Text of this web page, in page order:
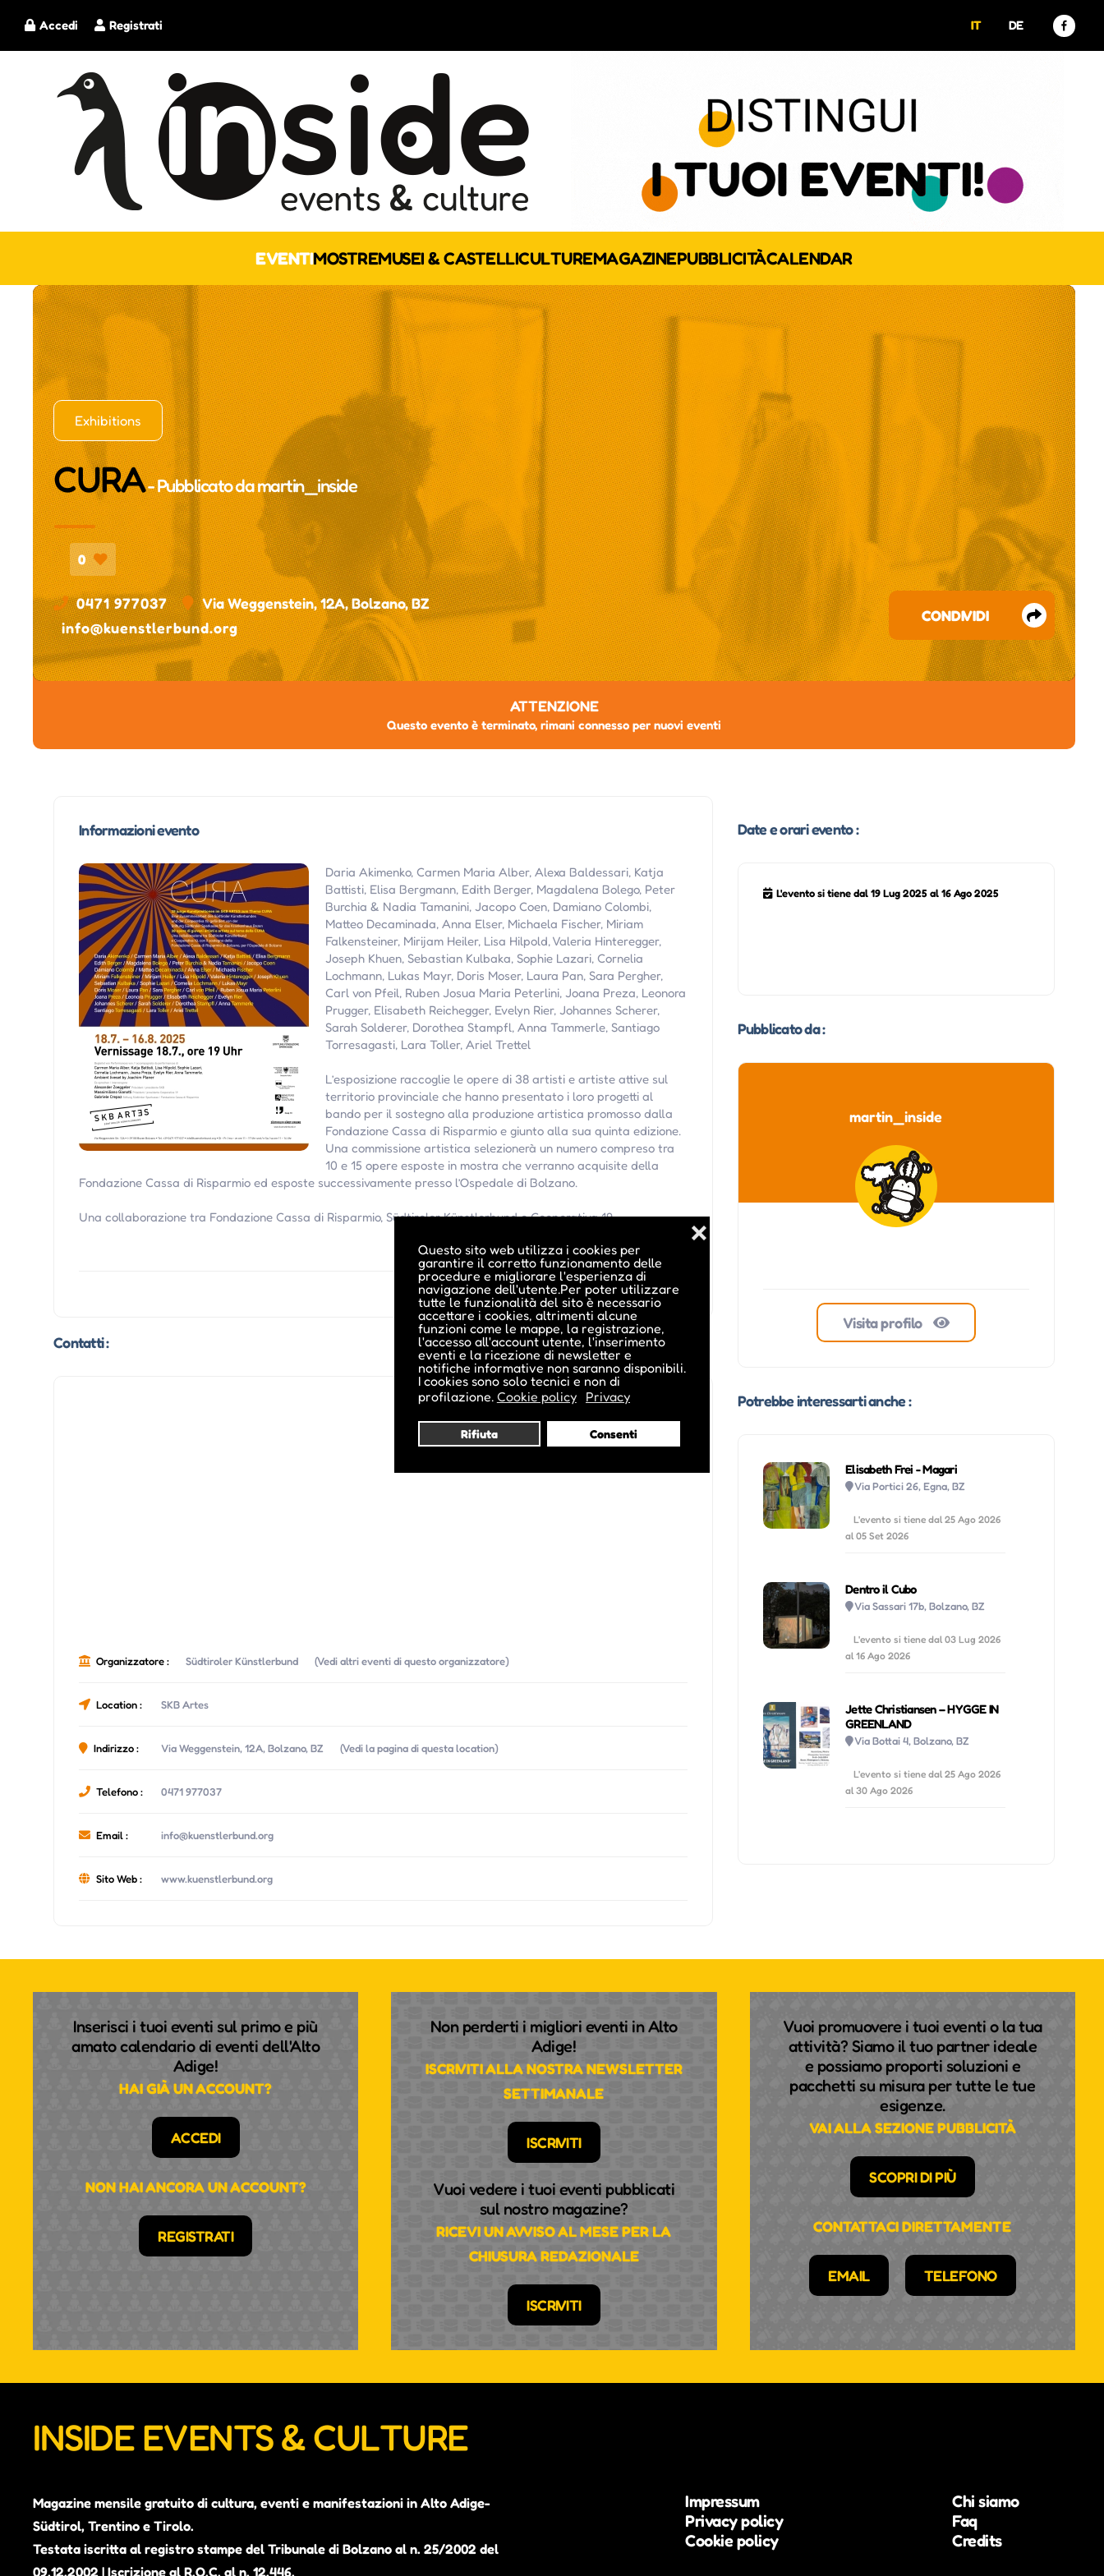
Questo sito web utilizza i cookies per
garantire il corretto funzionamento delle
procedure e migliorare l'esperienza di
navigazione dell'utente.Per poter utilizzare
tutte le funzionalità del sito è necessario
accettare i cookies, altrimenti alcune
funzioni come le mappe, la registrazione,
l'accesso all'account utente, l'inserimento
eventi e la ricezione di newsletter e
notifiche informative non saranno disponibili.
I cookies sono solo tecnici e non di
profilazione. Cookie policy Privacy
Rifiuta Consenti
❌
Registrati
Accedi IT DE
EVENTIMOSTREMUSEI & CASTELLICULTUREMAGAZINEPUBBLICITÀCALENDAR
Exhibitions
CURA- Pubblicato damartin_inside
0
0471 977037
Via Weggenstein, 12A, Bolzano, BZ
info@kuenstlerbund.org
CONDIVIDI
ATTENZIONE
Questo evento è terminato, rimani connesso per nuovi eventi
Informazioni evento
Daria Akimenko, Carmen Maria Alber, Alexa Baldessari, Katja
Battisti, Elisa Bergmann, Edith Berger, Magdalena Bolego, Peter
Burchia & Nadia Tamanini, Jacopo Coen, Damiano Colombi,
Matteo Decaminada, Anna Elser, Michaela Fischer, Miriam
Falkensteiner, Mirijam Heiler, Lisa Hilpold, Valeria Hinteregger,
Joseph Khuen, Sebastian Kulbaka, Sophie Lazari, Cornelia
Lochmann, Lukas Mayr, Doris Moser, Laura Pan, Sara Pergher,
Carl von Pfeil, Ruben Josua Maria Peterlini, Joana Preza, Leonora
Prugger, Elisabeth Reichegger, Evelyn Rier, Johannes Scherer,
Sarah Solderer, Dorothea Stampfl, Anna Tammerle, Santiago
Torresagasti, Lara Toller, Ariel Trettel
L’esposizione raccoglie le opere di 38 artisti e artiste attive sul
territorio provinciale che hanno presentato i loro progetti al
bando per il sostegno alla produzione artistica promosso dalla
Fondazione Cassa di Risparmio e giunto alla sua quinta edizione.
Una commissione artistica selezionerà un numero compreso tra
10 e 15 opere esposte in mostra che verranno acquisite della
Fondazione Cassa di Risparmio ed esposte successivamente presso l’Ospedale di Bolzano.
Una collaborazione tra Fondazione Cassa di Risparmio, Südtiroler Künstlerbund e Cooperativa 19.
Contatti :
Organizzatore : Südtiroler Künstlerbund (Vedi altri eventi di questo organizzatore)
Location : SKB Artes
Indirizzo : Via Weggenstein, 12A, Bolzano, BZ (Vedi la pagina di questa location)
Telefono : 0471 977037
Email : info@kuenstlerbund.org
Sito Web : www.kuenstlerbund.org
Date e orari evento :
L'evento si tiene dal 19 Lug 2025 al 16 Ago 2025
Pubblicato da :
martin_inside
Visita profilo
Potrebbe interessarti anche :
Elisabeth Frei - Magari
Via Portici 26, Egna, BZ
L'evento si tiene dal 25 Ago 2026
al 05 Set 2026
Dentro il Cubo
Via Sassari 17b, Bolzano, BZ
L'evento si tiene dal 03 Lug 2026
al 16 Ago 2026
Jette Christiansen – HYGGE IN
GREENLAND
Via Bottai 4, Bolzano, BZ
L'evento si tiene dal 25 Ago 2026
al 30 Ago 2026
Inserisci i tuoi eventi sul primo e più
amato calendario di eventi dell'Alto
Adige!
HAI GIÀ UN ACCOUNT?
ACCEDI
NON HAI ANCORA UN ACCOUNT?
REGISTRATI
Non perderti i migliori eventi in Alto
Adige!
ISCRIVITI ALLA NOSTRA NEWSLETTER
SETTIMANALE
ISCRIVITI
Vuoi vedere i tuoi eventi pubblicati
sul nostro magazine?
RICEVI UN AVVISO AL MESE PER LA
CHIUSURA REDAZIONALE
ISCRIVITI
Vuoi promuovere i tuoi eventi o la tua
attività? Siamo il tuo partner ideale
e possiamo proporti soluzioni e
pacchetti su misura per tutte le tue
esigenze.
VAI ALLA SEZIONE PUBBLICITÀ
SCOPRI DI PIÙ
CONTATTACI DIRETTAMENTE
EMAIL TELEFONO
INSIDE EVENTS & CULTURE
Magazine mensile gratuito di cultura, eventi e manifestazioni in Alto Adige-
Südtirol, Trentino e Tirolo.
Testata iscritta al registro stampe del Tribunale di Bolzano al n. 25/2002 del
09.12.2002 | Iscrizione al R.O.C. al n. 12.446.
Impressum
Privacy policy
Cookie policy
Chi siamo
Faq
Credits